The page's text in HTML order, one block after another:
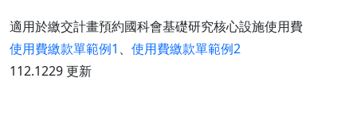
適用於繳交計畫預約國科會基礎研究核心設施使用費
使用費繳款單範例1 、 使用費繳款單範例2
112.1229 更新